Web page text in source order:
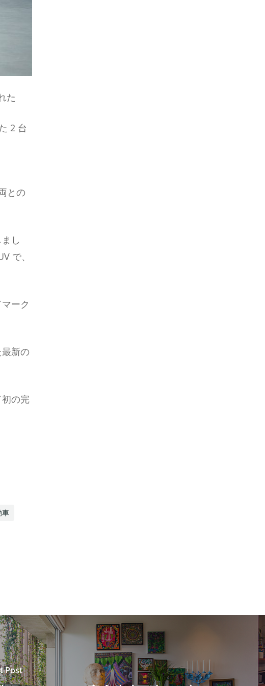
た
2 台
との
し
で、
ーク
新の
の完
車
Post